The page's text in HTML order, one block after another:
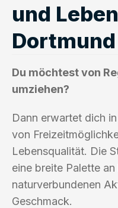
und
Dortmund
Du möchtest von
umziehen?
Dann erwartet dich
von
Lebensqualität. Die
eine breite Palette
naturverbundenen
Geschmack.